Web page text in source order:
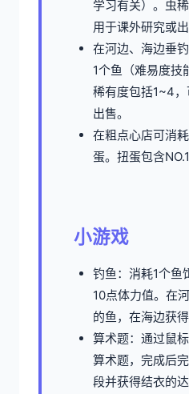
学习有关）。虫
用于课外研究或出
在河边、海边垂
1个鱼（难易度技
稀有度包括1~4
出售。
在粗点心店可消
蛋。扭蛋包含
小游戏
钓鱼：消耗1个鱼
10点体力值。在
的鱼，在海边获
算术题：通过鼠
算术题，完成后
段并获得结衣的